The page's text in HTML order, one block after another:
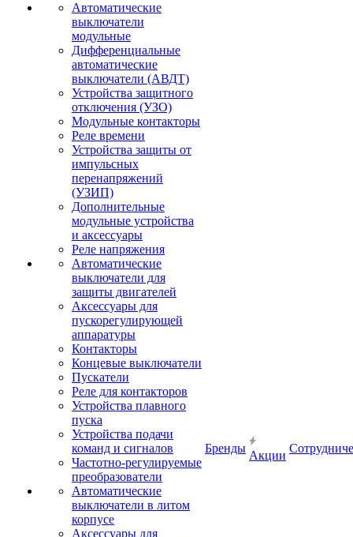
Автоматические
выключатели
модульные
Дифференциальные
автоматические
выключатели (АВДТ)
Устройства защитного
отключения (УЗО)
Модульные контакторы
Реле времени
Устройства защиты от
импульсных
перенапряжений
(УЗИП)
Дополнительные
модульные устройства
и аксессуары
Реле напряжения
Автоматические
выключатели для
защиты двигателей
Аксессуары для
пускорегулирующей
аппаратуры
Контакторы
Концевые выключатели
Пускатели
Реле для контакторов
Устройства плавного
пуска
Устройства подачи
команд и сигналов
Частотно-регулируемые
преобразователи
Автоматические
выключатели в литом
корпусе
Аксессуары для
Бренды
Акции